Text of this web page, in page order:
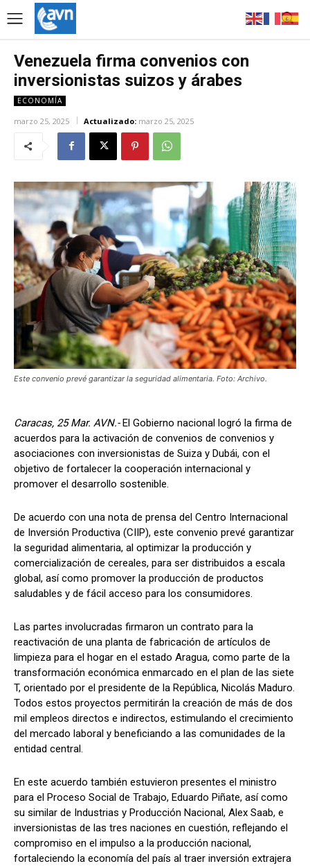
Venezuela firma convenios con
inversionistas suizos y árabes
ECONOMÍA
marzo 25, 2025 Actualizado: marzo 25, 2025
Este convenio prevé garantizar la seguridad alimentaria. Foto: Archivo.
Caracas, 25 Mar. AVN.-El Gobierno nacional logró la firma de
acuerdos para la activación de convenios de convenios y
asociaciones con inversionistas de Suiza y Dubái, con el
objetivo de fortalecer la cooperación internacional y
promover el desarrollo sostenible.
De acuerdo con una nota de prensa del Centro Internacional
de Inversión Productiva (CIIP), este convenio prevé garantizar
la seguridad alimentaria, al optimizar la producción y
comercialización de cereales, para ser distribuidos a escala
global, así como promover la producción de productos
saludables y de fácil acceso para los consumidores.
Las partes involucradas firmaron un contrato para la
reactivación de una planta de fabricación de artículos de
limpieza para el hogar en el estado Aragua, como parte de la
transformación económica enmarcado en el plan de las siete
T, orientado por el presidente de la República, Nicolás Maduro.
Todos estos proyectos permitirán la creación de más de dos
mil empleos directos e indirectos, estimulando el crecimiento
del mercado laboral y beneficiando a las comunidades de la
entidad central.
En este acuerdo también estuvieron presentes el ministro
para el Proceso Social de Trabajo, Eduardo Piñate, así como
su similar de Industrias y Producción Nacional, Alex Saab, e
inversionistas de las tres naciones en cuestión, reflejando el
compromiso en el impulso a la producción nacional,
fortaleciendo la economía del país al traer inversión extrajera